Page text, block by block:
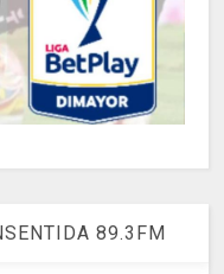
89.3FM